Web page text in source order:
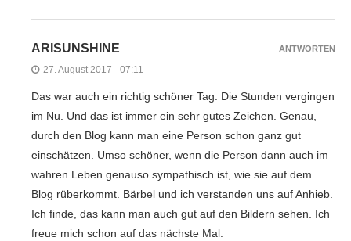
ARISUNSHINE
27. August 2017 - 07:11
Das war auch ein richtig schöner Tag. Die Stunden vergingen
im Nu. Und das ist immer ein sehr gutes Zeichen. Genau,
durch den Blog kann man eine Person schon ganz gut
einschätzen. Umso schöner, wenn die Person dann auch im
wahren Leben genauso sympathisch ist, wie sie auf dem
Blog rüberkommt. Bärbel und ich verstanden uns auf Anhieb.
Ich finde, das kann man auch gut auf den Bildern sehen. Ich
freue mich schon auf das nächste Mal.
ANTWORTEN